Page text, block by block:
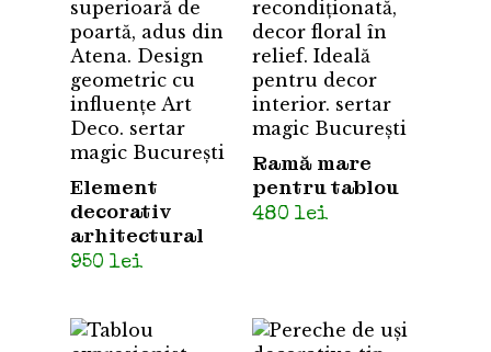
Element
decorativ
arhitectural
950 lei
Ramă mare
pentru tablou
480lei